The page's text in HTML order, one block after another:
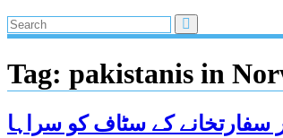
Tag: pakistanis in
سفارتخانے کے سٹاف کو سراہا